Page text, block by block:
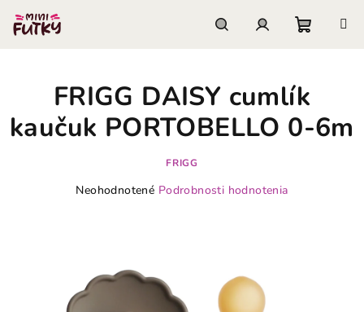
obsah
košík
FRIGG DAISY cumlík
kaučuk PORTOBELLO 0-6m
FRIGG
Priemerné
5
hviezdičiek.
Neohodnotené Podrobnosti hodnotenia